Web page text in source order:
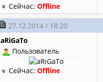
Сейчас:Offline
27.12.2014 / 18:20
aRiGaTo
Пользователь
Сейчас:Offline